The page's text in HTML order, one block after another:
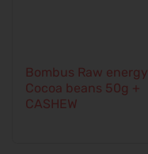
Bombus Raw energy
Cocoa beans 50g +
CASHEW